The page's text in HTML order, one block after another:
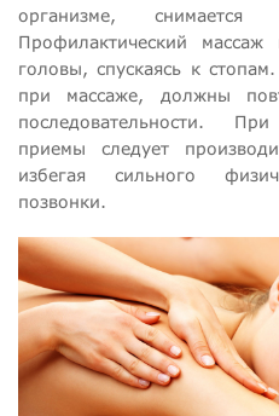
организме, снимается
Профилактический
головы, спускаясь к
при массаже, должны
последовательности.
приемы следует
избегая сильного
позвонки.